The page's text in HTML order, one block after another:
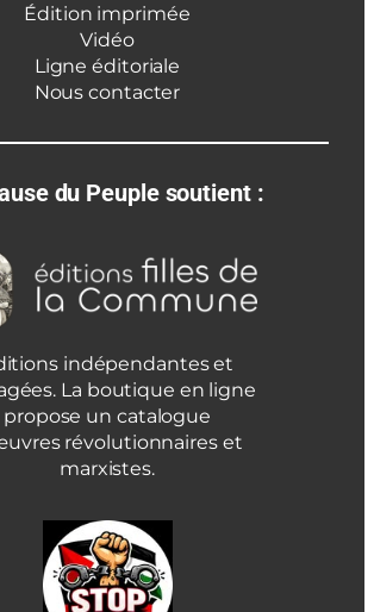
Édition imprimée
Vidéo
Ligne éditoriale
Nous contacter
du Peuple soutient :
indépendantes et
La boutique en ligne
propose un catalogue
révolutionnaires et
marxistes.